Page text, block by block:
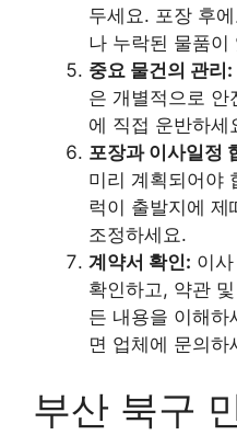
두세요. 포장 후
나 누락된 물품이
중요 물건의 관리:
은 개별적으로 안
에 직접 운반하세
포장과 이사일정
미리 계획되어야
럭이 출발지에 제
조정하세요.
계약서 확인: 이
확인하고, 약관
든 내용을 이해하
면 업체에 문의하
부산 북구